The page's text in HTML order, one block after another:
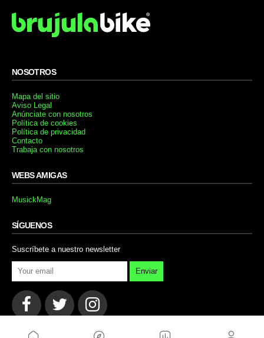
NOSOTROS
Mapa del sitio
Aviso Legal
Anúnciate con nosotros
Política de cookies
Política de privacidad
Contacto
Trabaja con nosotros
WEBS AMIGAS
MusickMag
SÍGUENOS
Suscríbete a nuestro newsletter
Enviar